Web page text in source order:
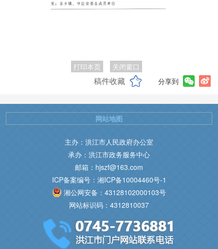
打印本页 关闭窗口
稿件收藏 分享到
主办：洪江市人民政府办公室
承办：洪江市政务服务中心
邮箱：hjszf@163.com
ICP备案编号：湘ICP备10004460号-1
湘公网安备：43128102000103号
网站标识码：4312810037
网站地图